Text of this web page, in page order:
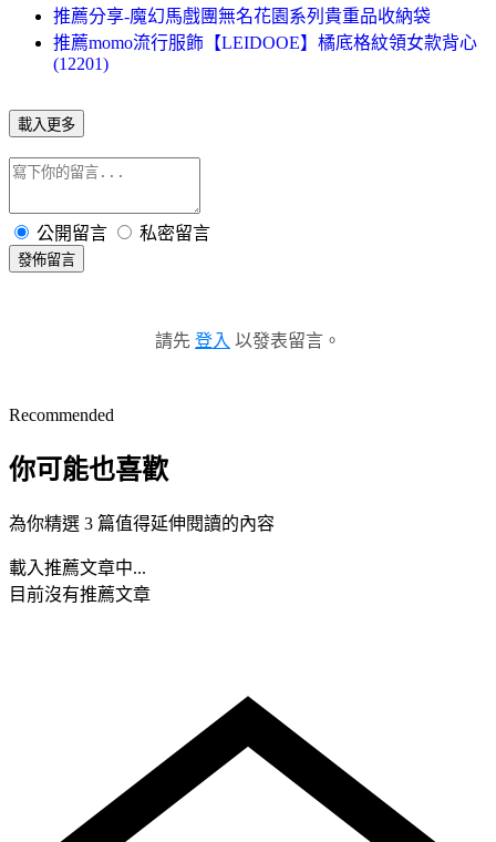
推薦分享-魔幻馬戲團無名花園系列貴重品收納袋
推薦momo流行服飾【LEIDOOE】橘底格紋領女款背心
(12201)
載入更多
公開留言 私密留言
發佈留言
請先 登入 以發表留言。
Recommended
你可能也喜歡
為你精選 3 篇值得延伸閱讀的內容
載入推薦文章中...
目前沒有推薦文章